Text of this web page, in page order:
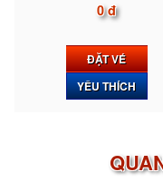
0 đ
ĐẶT VÉ
YÊU THÍCH